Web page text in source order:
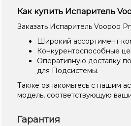
Как купить Испаритель
Заказать Испаритель Voopoo
Широкий ассортимент
Конкурентоспособные
Оперативную доставку
для Подсистемы.
Также ознакомьтесь с нашим
модель, соответствующую
Гарантия